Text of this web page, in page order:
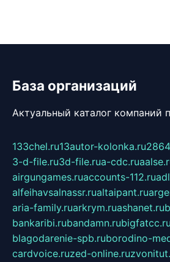
База организаций
Актуальный каталог компаний
133chel.ru13autor-kolonka.ru
3-d-file.ru3d-file.rua-cdc.ru
airgungames.ruaccounts-112.ru
alfeihavsalnassr.rualtaipant.ru
aria-family.ruarkrym.ruashanet.ru
bankaribi.rubandamn.rubigfatcc.ru
blagodarenie-spb.ruborodino-
cardvoice.ruzed-online.ru